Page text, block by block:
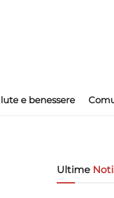
e benessere
Ultime